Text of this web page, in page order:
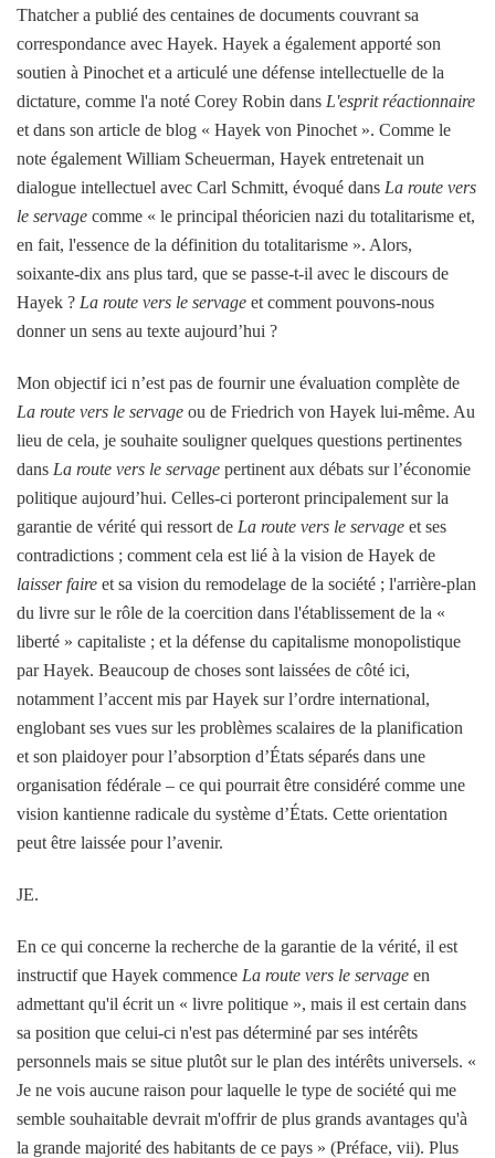
Thatcher a publié des centaines de documents couvrant sa
correspondance avec Hayek. Hayek a également apporté son
soutien à Pinochet et a articulé une défense intellectuelle de la
dictature, comme l'a noté Corey Robin dans L'esprit réactionnaire
et dans son article de blog « Hayek von Pinochet ». Comme le
note également William Scheuerman, Hayek entretenait un
dialogue intellectuel avec Carl Schmitt, évoqué dans La route vers
le servage comme « le principal théoricien nazi du totalitarisme et,
en fait, l'essence de la définition du totalitarisme ». Alors,
soixante-dix ans plus tard, que se passe-t-il avec le discours de
Hayek ? La route vers le servage et comment pouvons-nous
donner un sens au texte aujourd’hui ?
Mon objectif ici n’est pas de fournir une évaluation complète de
La route vers le servage ou de Friedrich von Hayek lui-même. Au
lieu de cela, je souhaite souligner quelques questions pertinentes
dans La route vers le servage pertinent aux débats sur l’économie
politique aujourd’hui. Celles-ci porteront principalement sur la
garantie de vérité qui ressort de La route vers le servage et ses
contradictions ; comment cela est lié à la vision de Hayek de
laisser faire et sa vision du remodelage de la société ; l'arrière-plan
du livre sur le rôle de la coercition dans l'établissement de la «
liberté » capitaliste ; et la défense du capitalisme monopolistique
par Hayek. Beaucoup de choses sont laissées de côté ici,
notamment l’accent mis par Hayek sur l’ordre international,
englobant ses vues sur les problèmes scalaires de la planification
et son plaidoyer pour l’absorption d’États séparés dans une
organisation fédérale – ce qui pourrait être considéré comme une
vision kantienne radicale du système d’États. Cette orientation
peut être laissée pour l’avenir.
JE.
En ce qui concerne la recherche de la garantie de la vérité, il est
instructif que Hayek commence La route vers le servage en
admettant qu'il écrit un « livre politique », mais il est certain dans
sa position que celui-ci n'est pas déterminé par ses intérêts
personnels mais se situe plutôt sur le plan des intérêts universels. «
Je ne vois aucune raison pour laquelle le type de société qui me
semble souhaitable devrait m'offrir de plus grands avantages qu'à
la grande majorité des habitants de ce pays » (Préface, vii). Plus